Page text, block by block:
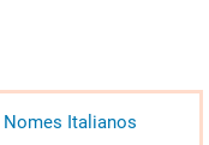
Nomes Italianos